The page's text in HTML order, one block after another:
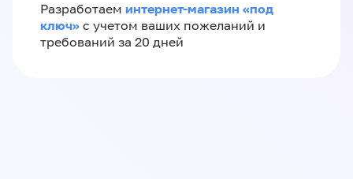
Разработаем интернет-магазин «‎под
ключ»‎ с учетом ваших пожеланий и
требований за 20 дней